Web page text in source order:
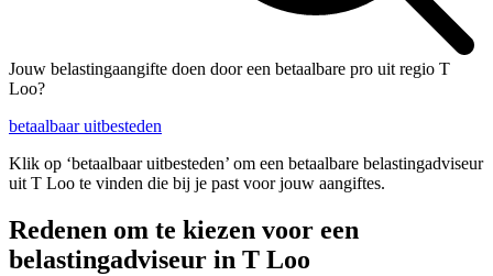
Jouw belastingaangifte doen door een betaalbare pro uit regio T
Loo?
betaalbaar uitbesteden
Klik op ‘betaalbaar uitbesteden’ om een betaalbare belastingadviseur
uit T Loo te vinden die bij je past voor jouw aangiftes.
Redenen om te kiezen voor een
belastingadviseur in T Loo